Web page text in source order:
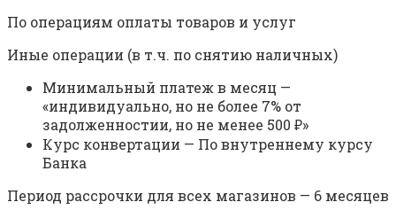
По операциям оплаты товаров и услуг
Иные операции (в т.ч. по снятию наличных)
Минимальный платеж в месяц —
«индивидуально, но не более 7% от
задолженностии, но не менее 500 ₽»
Курс конвертации — По внутреннему курсу
Банка
Период рассрочки для всех магазинов — 6 месяцев